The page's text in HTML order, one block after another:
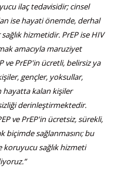
ilaç tedavisidir; cinsel
ise hayati önemde, derhal
hizmetidir. PrEP ise HIV
amacıyla maruziyet
ve PrEP'in ücretli, belirsiz ya
gençler, yoksullar,
hayatta kalan kişiler
derinleştirmektedir.
ve PrEP'in ücretsiz, sürekli,
biçimde sağlanmasını; bu
sağlık hizmeti